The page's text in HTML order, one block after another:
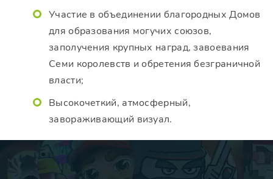
Участие в объединении благородных Домов
для образования могучих союзов,
заполучения крупных наград, завоевания
Семи королевств и обретения безграничной
власти;
Высокочеткий, атмосферный,
завораживающий визуал.